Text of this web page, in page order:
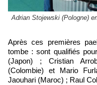
Adrian Stojewski (Pologne)
Après ces premières paellas, testées par le jury, le verdict
tombe : sont qualifiés
(Japon) ; Cristian
(Colombie) et Mario
Jaouhari (Maroc) ; Raul